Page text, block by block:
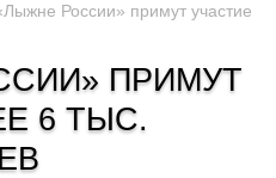
России» примут участие
ПРИМУТ
6 ТЫС.